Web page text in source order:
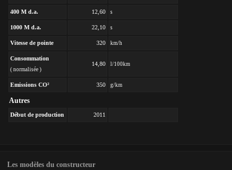
400 M d.a. 12,60 s
1000 M d.a. 22,10 s
Vitesse de pointe 320 km/h
Consommation
( normalisée )
14,80 l/100km
Emissions CO² 350 g/km
Autres
Début de production 2011
Les modèles du constructeur